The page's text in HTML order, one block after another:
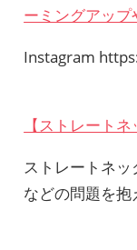
ーミングアッ
Instagram
【ストレート
ストレートネ
などの問題を